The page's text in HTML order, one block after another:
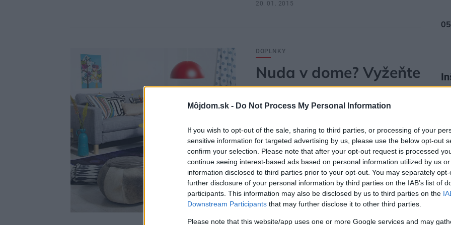
Môjdom.sk - Do Not Process My Personal Information
If you wish to opt-out of the sale, sharing to third parties, or processing of your
sensitive information for targeted advertising by us, please use the below opt-out
confirm your selection. Please note that after your opt-out request is processed
continue seeing interest-based ads based on personal information utilized by us
information disclosed to third parties prior to your opt-out. You may separately
further disclosure of your personal information by third parties on the IAB’s list of
participants. This information may also be disclosed by us to third parties on the
Downstream Participants that may further disclose it to other third parties.
Please note that this website/app uses one or more Google services and may
20. 01. 2015
DOPLNKY
Nuda v dome? Vyžeňte
ju odvážnymi
kombináciami!
Ak vám nerobí dobre fádny interiér, skombinujte
rôzne štýly. Výrazne farebné etno doplnky vpustia do
vášho príbytku čerstvý vietor svetových trendov.
22. 08. 2013